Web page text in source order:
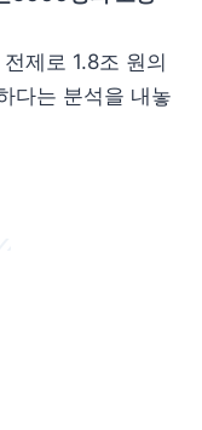
제로 1.8조 원의
다는 분석을 내놓